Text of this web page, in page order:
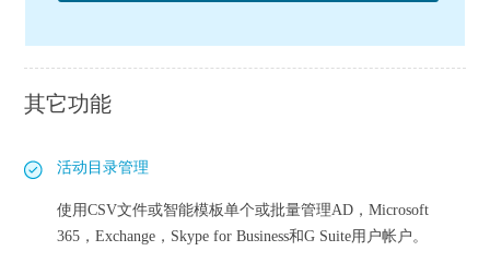
其它功能
活动目录管理
使用CSV文件或智能模板单个或批量管理AD，Microsoft
365，Exchange，Skype for Business和G Suite用户帐户。